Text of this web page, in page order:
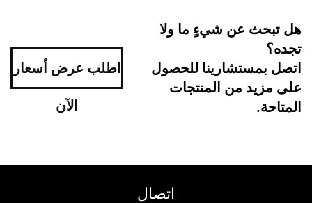
عن شيءٍ ما ولا
للحصول
من المنتجات
اطلب عرض أسعار